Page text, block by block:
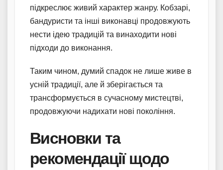
підкреслює живий характер жанру. Кобзарі,
бандуристи та інші виконавці продовжують
нести ідею традицій та винаходити нові
підходи до виконання.
Таким чином, думий спадок не лише живе в
усній традиції, але й зберігається та
трансформується в сучасному мистецтві,
продовжуючи надихати нові покоління.
Висновки та
рекомендації щодо